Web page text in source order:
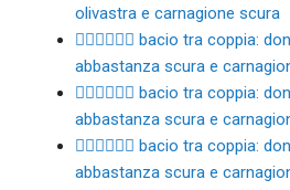
olivastra e carnagione scura
👩🏾‍❤️‍💋‍👨🏻 bacio tra coppia:
abbastanza scura e
👩🏾‍❤️‍💋‍👨🏼 bacio tra coppia:
abbastanza scura e
👩🏾‍❤️‍💋‍👨🏽 bacio tra coppia:
abbastanza scura e